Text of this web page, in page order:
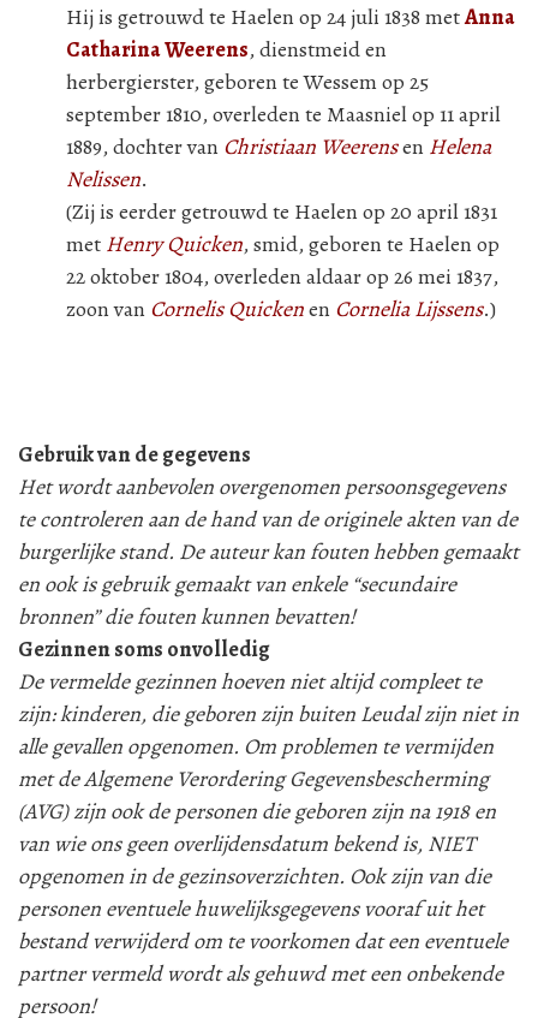
Hij is getrouwd te Haelen op 24 juli 1838 metAnna
Catharina Weerens, dienstmeid en
herbergierster, geboren te Wessem op 25
september 1810, overleden te Maasniel op 11 april
1889, dochter van Christiaan Weerensen Helena
Nelissen.
(Zij is eerder getrouwd te Haelen op 20 april 1831
met Henry Quicken, smid, geboren te Haelen op
22 oktober 1804, overleden aldaar op 26 mei 1837,
zoon van Cornelis Quickenen Cornelia Lijssens.)
Gebruik van de gegevens
Het wordt aanbevolen overgenomen persoonsgegevens
te controleren aan de hand van de originele akten van de
burgerlijke stand. De auteur kan fouten hebben gemaakt
en ook is gebruik gemaakt van enkele “secundaire
bronnen” die fouten kunnen bevatten!
Gezinnen soms onvolledig
De vermelde gezinnen hoeven niet altijd compleet te
zijn: kinderen, die geboren zijn buiten Leudal zijn niet in
alle gevallen opgenomen. Om problemen te vermijden
met de Algemene Verordering Gegevensbescherming
(AVG) zijn ook de personen die geboren zijn na 1918 en
van wie ons geen overlijdensdatum bekend is, NIET
opgenomen in de gezinsoverzichten. Ook zijn van die
personen eventuele huwelijksgegevens vooraf uit het
bestand verwijderd om te voorkomen dat een eventuele
partner vermeld wordt als gehuwd met een onbekende
persoon!